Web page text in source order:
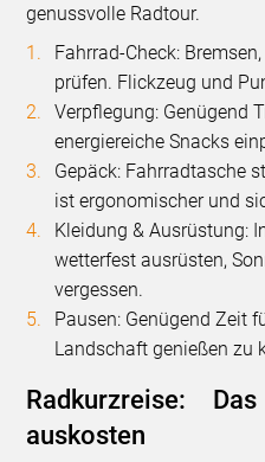
genussvolle Radtour.
Fahrrad-Check:
prüfen. Flickzeug und
Verpflegung: Genügend
energiereiche Snacks
Gepäck: Fahrradtasche
ist ergonomischer und
Kleidung & Ausrüstung:
wetterfest ausrüsten,
vergessen.
Pausen: Genügend Zeit
Landschaft genießen zu
Radkurzreise:
auskosten